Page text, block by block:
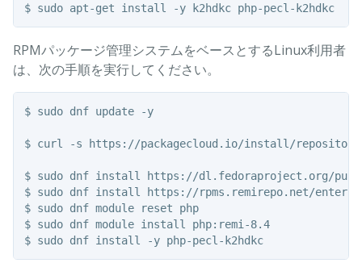
$ sudo apt-get install -y k2hdkc php-pecl-k2hdkc
RPMパッケージ管理システムをベースとするLinux利用者
は、次の手順を実行してください。
$ sudo dnf update -y
$ curl -s https://packagecloud.io/install/
$ sudo dnf install https://dl.fedoraproject.org/pub/
$ sudo dnf install https://rpms.remirepo.net/
$ sudo dnf module reset php
$ sudo dnf module install php:remi-8.4
$ sudo dnf install -y php-pecl-k2hdkc